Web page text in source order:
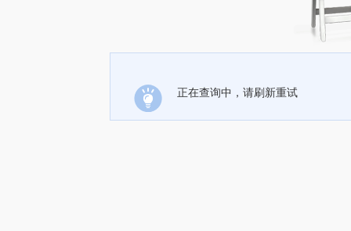
正在查询中，请刷新重试